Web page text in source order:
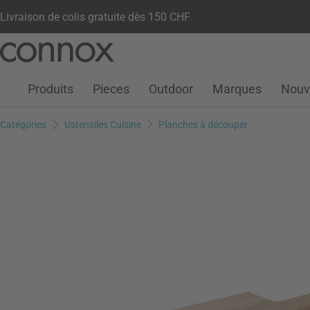
Livraison de colis gratuite dès 150 CHF
contenu
Votre compteListe de souhaits
Warenkorb
Produits Pieces Outdoor Marques
Catégories Ustensiles Cuisine Planches à découper